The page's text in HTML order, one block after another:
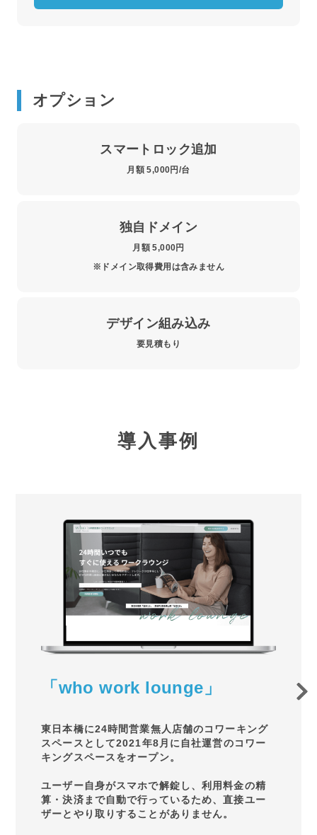
オプション
スマートロック追加
月額 5,000円/台
独自ドメイン
月額 5,000円
※ドメイン取得費用は含みません
デザイン組み込み
要見積もり
導入事例
「who work lounge」
東日本橋に24時間営業無人店舗のコワーキング
スペースとして2021年8月に自社運営のコワー
キングスペースをオープン。
ユーザー自身がスマホで解錠し、利用料金の精
算・決済まで自動で行っているため、直接ユー
ザーとやり取りすることがありません。